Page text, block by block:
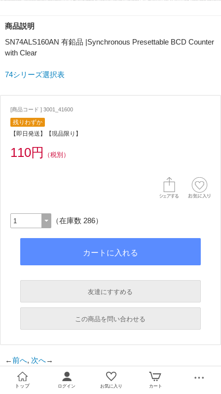
商品説明
SN74ALS160AN 有鉛品 |Synchronous Presettable BCD Counter
with Clear
74シリーズ選択表
[商品コード ] 3001_41600
残りわずか
【即日発送】【現品限り】
110円 （税別）
（在庫数 286）
友達にすすめる
必須
必須
この商品を問い合わせる
必須
←前へ, 次へ→
トップ ログイン お気に入り カート